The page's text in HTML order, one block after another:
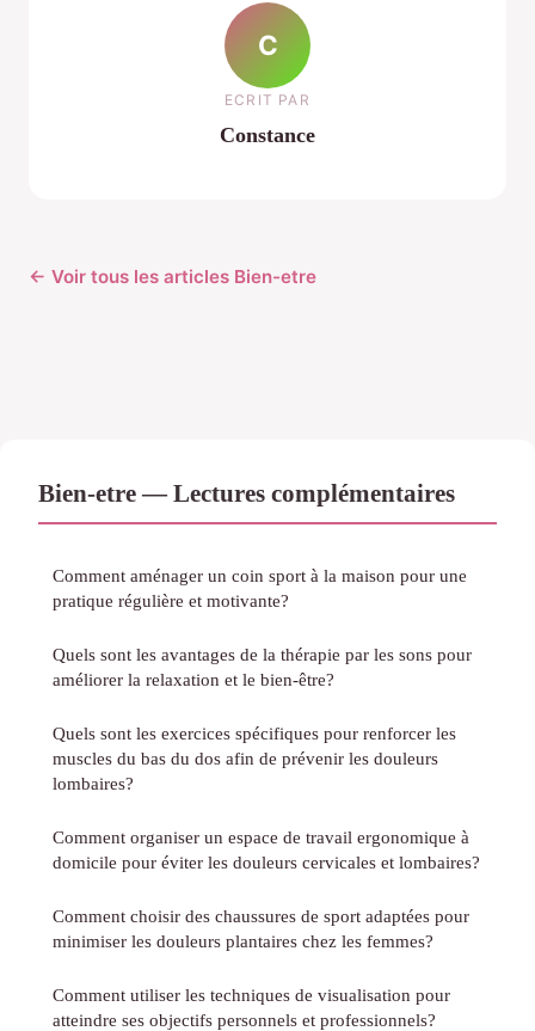
C
ECRIT PAR
Constance
← Voir tous les articles Bien-etre
Bien-etre — Lectures complémentaires
Comment aménager un coin sport à la maison pour une
pratique régulière et motivante?
Quels sont les avantages de la thérapie par les sons pour
améliorer la relaxation et le bien-être?
Quels sont les exercices spécifiques pour renforcer les
muscles du bas du dos afin de prévenir les douleurs
lombaires?
Comment organiser un espace de travail ergonomique à
domicile pour éviter les douleurs cervicales et lombaires?
Comment choisir des chaussures de sport adaptées pour
minimiser les douleurs plantaires chez les femmes?
Comment utiliser les techniques de visualisation pour
atteindre ses objectifs personnels et professionnels?